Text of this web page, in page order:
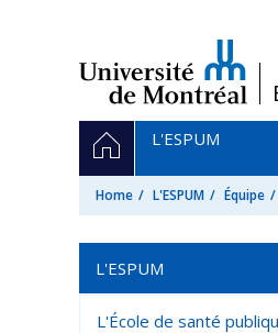
/
Navigation
principale
HOMEL'ESPUM
Home L'ESPUM Équipe
L'ESPUM
L'École de santé